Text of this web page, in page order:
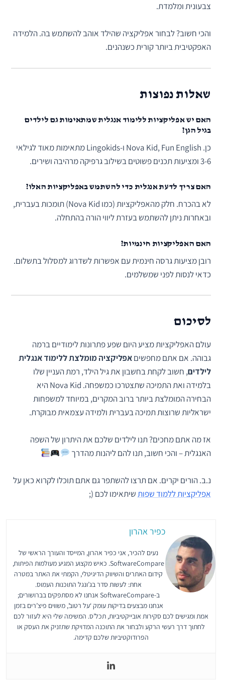
צבעונית ומלמדת.
והכי חשוב? לבחור אפליקציה שהילד אוהב להשתמש בה. הלמידה
האפקטיבית ביותר קורית כשנהנים.
שאלות נפוצות
האם יש אפליקציות ללימוד אנגלית שמתאימות גם לילדים
בגיל הגן?
כן. Nova Kid, Fun English ו-Lingokids מתאימות מאוד לגילאי
3-6 ומציעות תכנים פשוטים בשילוב גרפיקה מרהיבה ושירים.
האם צריך לדעת אנגלית כדי להשתמש באפליקציות האלו?
לא בהכרח. חלק מהאפליקציות (כמו Nova Kid) תומכות בעברית,
ובאחרות ניתן להשתמש בעזרת ליווי הורה בהתחלה.
האם האפליקציות חינמיות?
רובן מציעות גרסה חינמית עם אפשרות לשדרוג למסלול בתשלום.
כדאי לנסות לפני שמשלמים.
לסיכום
עולם האפליקציות מציע היום שפע פתרונות לימודיים ברמה
גבוהה. אם אתם מחפשיםאפליקציה מומלצת ללימוד אנגלית
לילדים, חשוב לקחת בחשבון את גיל הילד, רמת העניין שלו
בלמידה ואת התמיכה שתצטרכו כמשפחה. Nova Kid היא
הבחירה המומלצת ביותר ברוב המקרים, במיוחד למשפחות
ישראליות שרוצות תמיכה בעברית ולמידה עצמאית מבוקרת.
אז מה אתם מחכים? תנו לילדים שלכם את היתרון של השפה
האנגלית – והכי חשוב, תנו להם ליהנות מהדרך
נ.ב. הורים יקרים. אם תרצו להשתפר גם אתם תוכלו לקרוא כאן על
אפליקציות ללמוד שפותשיתאימו לכם (;
כפיר אהרון
נעים להכיר, אני כפיר אהרון, המייסד והעורך הראשי של
SoftwareCompare. כאיש מקצוע המגיע מעולמות הפיתוח,
קידום האתרים והשיווק הדיגיטלי, הקמתי את האתר במטרה
אחת: לעשות סדר בג’ונגל התוכנות העמוס.
ב-SoftwareCompare אנחנו לא מסתפקים בברושורים;
אנחנו מבצעים בדיקות עומק ‘על רטוב’, משווים פיצ’רים בזמן
אמת ומגישים לכם סקירות אובייקטיביות, תכל’ס. המשימה שלי היא לעזור לכם
לחתוך דרך רעשי הרקע ולבחור את התוכנה המדויקת שתזניק את העסק או
הפרודוקטיביות שלכם קדימה.